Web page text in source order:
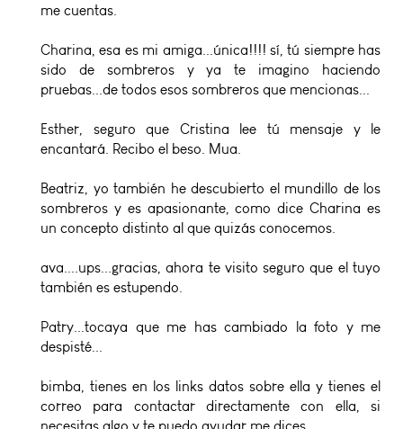
me cuentas.
Charina, esa es mi amiga...única!!!! sí, tú siempre has
sido de sombreros y ya te imagino haciendo
pruebas...de todos esos sombreros que mencionas...
Esther, seguro que Cristina lee tú mensaje y le
encantará. Recibo el beso. Mua.
Beatriz, yo también he descubierto el mundillo de los
sombreros y es apasionante, como dice Charina es
un concepto distinto al que quizás conocemos.
ava....ups...gracias, ahora te visito seguro que el tuyo
también es estupendo.
Patry...tocaya que me has cambiado la foto y me
despisté...
bimba, tienes en los links datos sobre ella y tienes el
correo para contactar directamente con ella, si